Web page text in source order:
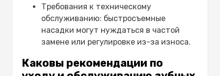
Требования к техническому
обслуживанию: быстросъемные
насадки могут нуждаться в частой
замене или регулировке из-за износа.
Каковы рекомендации по